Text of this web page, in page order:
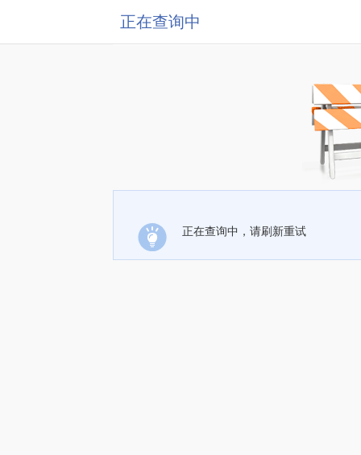
正在查询中
正在查询中，请刷新重试